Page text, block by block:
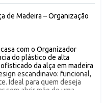
de Madeira – Organização
com o Organizador
do plástico de alta
da alça em madeira
escandinavo: funcional,
Ideal para quem deseja
sem abrir mão de uma
de qualquer ambiente.